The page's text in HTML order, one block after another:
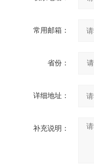
常用邮箱：
省份：
详细地址：
补充说明：